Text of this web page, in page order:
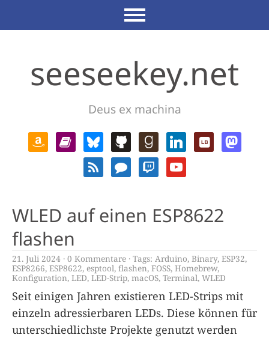
seeseekey.net
Deus ex machina
WLED auf einen ESP8622
flashen
21. Juli 2024 0 Kommentare Tags: Arduino, Binary, ESP32,
ESP8266, ESP8622, esptool, flashen, FOSS, Homebrew,
Konfiguration, LED, LED-Strip, macOS, Terminal, WLED
Seit einigen Jahren existieren LED-Strips mit
einzeln adressierbaren LEDs. Diese können für
unterschiedlichste Projekte genutzt werden